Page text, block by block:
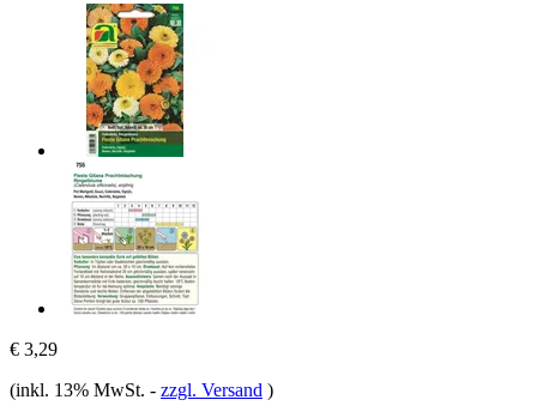
€ 3,29
(inkl. 13% MwSt. - zzgl. Versand )